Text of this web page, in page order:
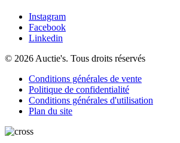
Instagram
Facebook
Linkedin
© 2026 Auctie's. Tous droits réservés
Conditions générales de vente
Politique de confidentialité
Conditions générales d'utilisation
Plan du site